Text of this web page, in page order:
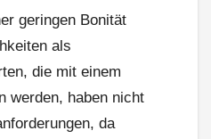
geringen Bonität
als
die mit einem
werden, haben nicht
da